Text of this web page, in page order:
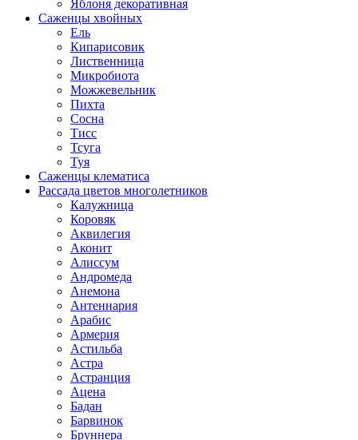
Яблоня декоративная
Саженцы хвойных
Ель
Кипарисовик
Лиственница
Микробиота
Можжевельник
Пихта
Сосна
Тисс
Тсуга
Туя
Саженцы клематиса
Рассада цветов многолетников
Калужница
Коровяк
Аквилегия
Аконит
Алиссум
Андромеда
Анемона
Антеннария
Арабис
Армерия
Астильба
Астра
Астранция
Ацена
Бадан
Барвинок
Бруннера